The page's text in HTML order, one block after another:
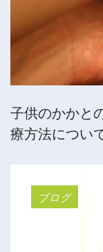
子供のかかと
療方法につい
ブログ